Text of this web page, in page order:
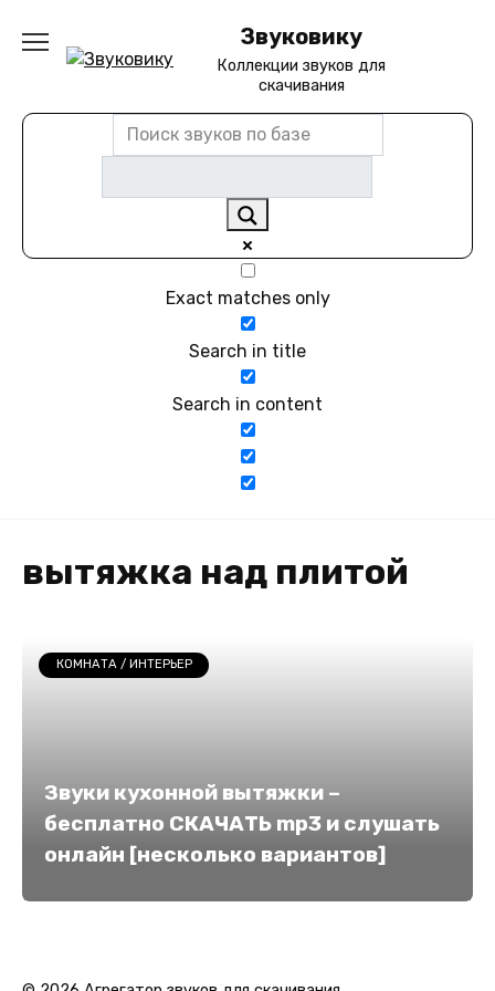
содержанию
Звуковику
Коллекции звуков для
скачивания
Exact matches only
Search in title
Search in content
вытяжка над плитой
КОМНАТА / ИНТЕРЬЕР
Звуки кухонной вытяжки –
бесплатно СКАЧАТЬ mp3 и слушать
онлайн [несколько вариантов]